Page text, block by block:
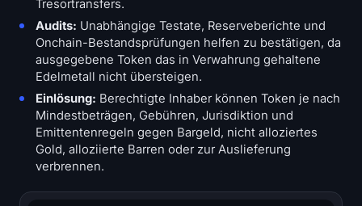
Tresortransfers.
Audits: Unabhängige Testate, Reserveberichte und
Onchain-Bestandsprüfungen helfen zu bestätigen, da
ausgegebene Token das in Verwahrung gehaltene
Edelmetall nicht übersteigen.
Einlösung: Berechtigte Inhaber können Token je nach
Mindestbeträgen, Gebühren, Jurisdiktion und
Emittentenregeln gegen Bargeld, nicht alloziertes
Gold, alloziierte Barren oder zur Auslieferung
verbrennen.